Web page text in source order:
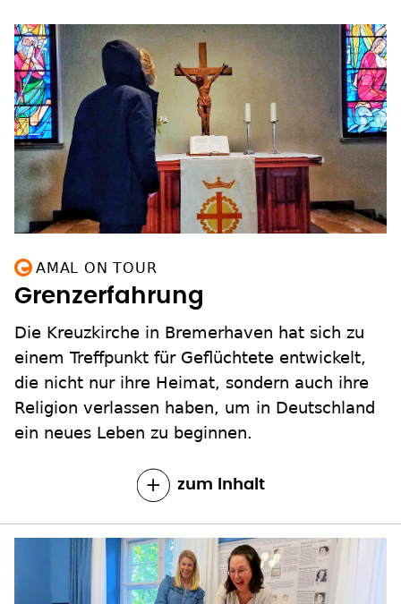
AMAL ON TOUR
Grenzerfahrung
Die Kreuzkirche in Bremerhaven hat sich zu
einem Treffpunkt für Geflüchtete entwickelt,
die nicht nur ihre Heimat, sondern auch ihre
Religion verlassen haben, um in Deutschland
ein neues Leben zu beginnen.
zum Inhalt